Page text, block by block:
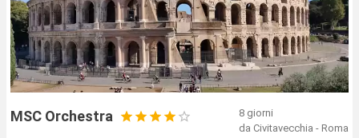
MSC Orchestra
8 giorni
da Civitavecchia - Roma